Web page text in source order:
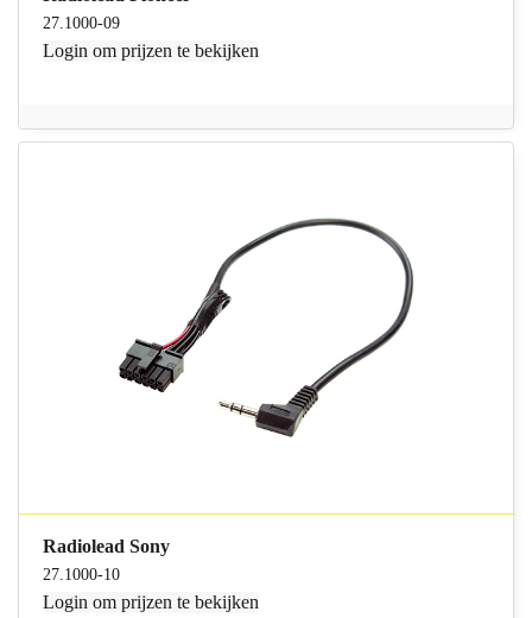
27.1000-09
Login om prijzen te bekijken
Radiolead Sony
27.1000-10
Login om prijzen te bekijken